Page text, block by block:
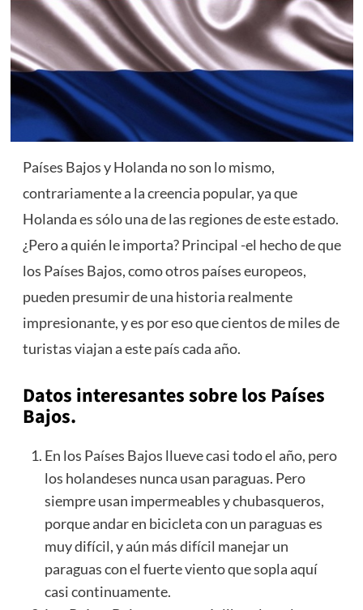
Países Bajos y Holanda no son lo mismo,
contrariamente a la creencia popular, ya que
Holanda es sólo una de las regiones de este estado.
¿Pero a quién le importa? Principal -el hecho de que
los Países Bajos, como otros países europeos,
pueden presumir de una historia realmente
impresionante, y es por eso que cientos de miles de
turistas viajan a este país cada año.
Datos interesantes sobre los Países
Bajos.
En los Países Bajos llueve casi todo el año, pero
los holandeses nunca usan paraguas. Pero
siempre usan impermeables y chubasqueros,
porque andar en bicicleta con un paraguas es
muy difícil, y aún más difícil manejar un
paraguas con el fuerte viento que sopla aquí
casi continuamente.